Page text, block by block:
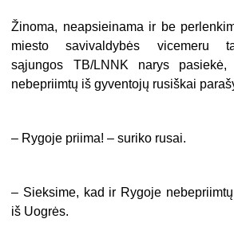
Žinoma, neapsieinama ir be
miesto savivaldybės vicemeru
sąjungos TB/LNNK narys pasiekė,
nebepriimtų iš gyventojų rusiškai
– Rygoje priima! – suriko rusai.
– Sieksime, kad ir Rygoje
iš Uogrės.